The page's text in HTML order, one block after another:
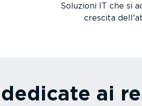
Soluzioni IT che si
crescita
ai